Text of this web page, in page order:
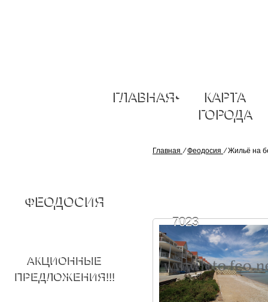
ГЛАВНАЯ•
КАРТА
ГОРОДА
Главная ⁄ Феодосия ⁄ Жильё на
7023
ФЕОДОСИЯ
АКЦИОННЫЕ
ПРЕДЛОЖЕНИЯ!!!